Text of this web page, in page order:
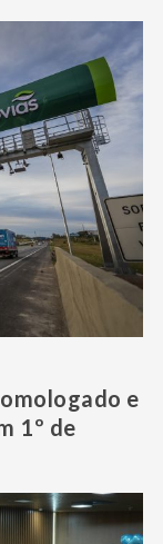
e
1º de